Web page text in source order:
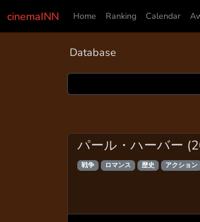
cinemaINN Home Ranking Calendar
Database
パール・ハーバー
戦争 ロマンス 歴史 アクション